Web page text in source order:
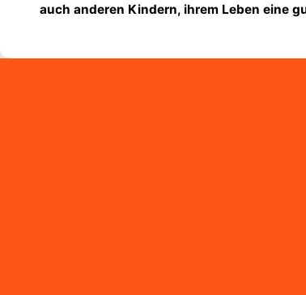
auch anderen Kindern, ihrem Leben eine